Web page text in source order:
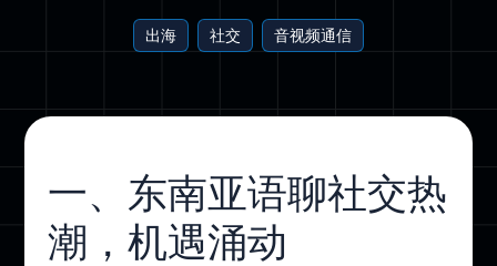
出海 社交 音视频通信
一、 东南亚语聊社交热
潮，机遇涌动